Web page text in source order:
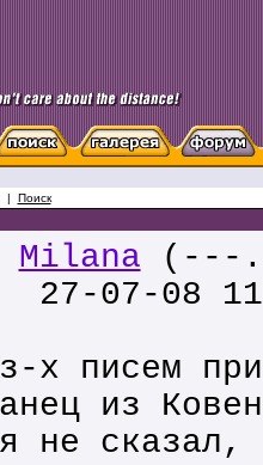
| Поиск
Milana (---
07-08
х писем
из
не сказал,